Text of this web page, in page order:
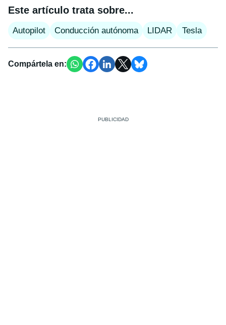
Este artículo trata sobre...
Autopilot Conducción autónoma LIDAR Tesla
Compártela en: